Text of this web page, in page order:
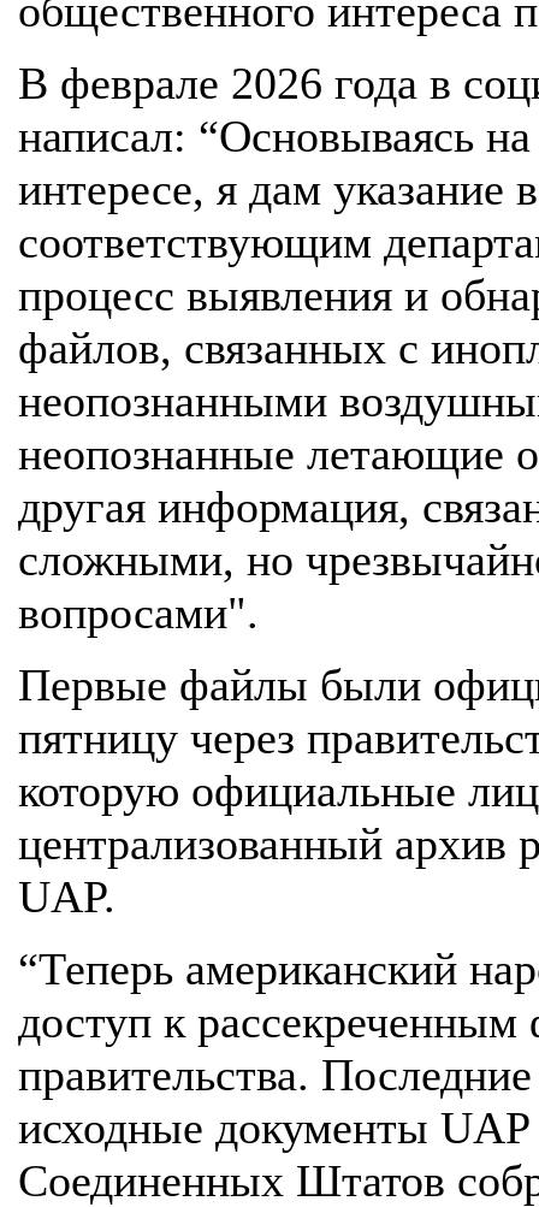
общественного интереса
В феврале 2026 года в
написал: “Основываясь
интересе, я дам
соответствующим
процесс выявления и
файлов, связанных с
неопознанными
неопознанные летающие
другая информация,
сложными, но
вопросами".
Первые файлы были
пятницу через
которую официальные
централизованный архив
UAP.
“Теперь американский
доступ к
правительства.
исходные документы UAP
Соединенных Штатов